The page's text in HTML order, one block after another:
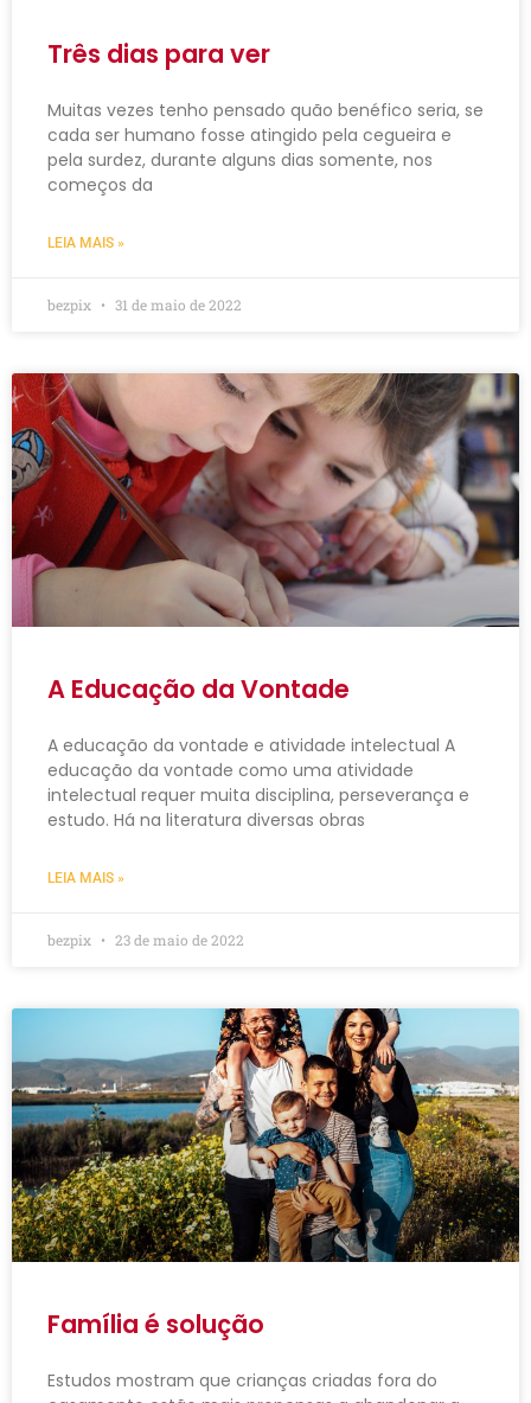
Três dias para ver
Muitas vezes tenho pensado quão benéfico seria, se
cada ser humano fosse atingido pela cegueira e
pela surdez, durante alguns dias somente, nos
começos da
LEIA MAIS »
bezpix 31 de maio de 2022
A Educação da Vontade
A educação da vontade e atividade intelectual A
educação da vontade como uma atividade
intelectual requer muita disciplina, perseverança e
estudo. Há na literatura diversas obras
LEIA MAIS »
bezpix 23 de maio de 2022
Família é solução
Estudos mostram que crianças criadas fora do